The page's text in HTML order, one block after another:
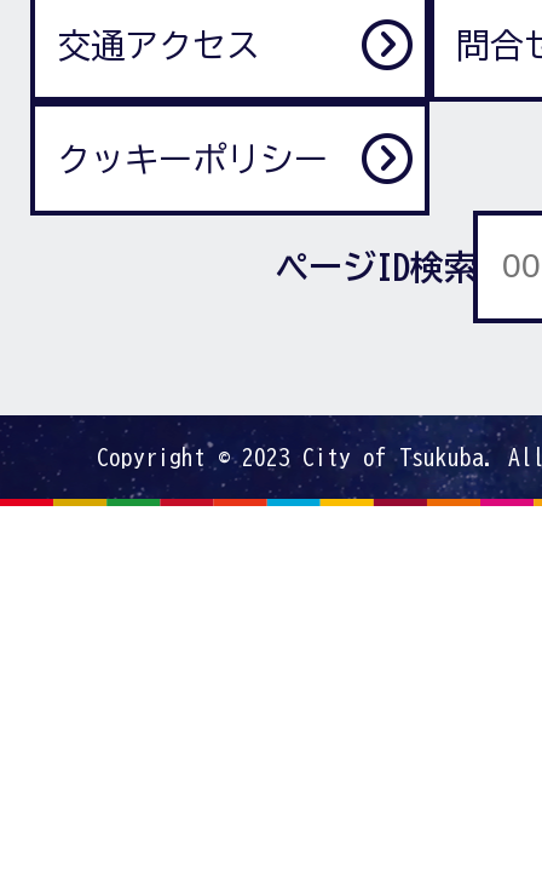
交通アクセス 問合
クッキーポリシー
ページID検索
Copyright © 2023 City of Tsukuba.